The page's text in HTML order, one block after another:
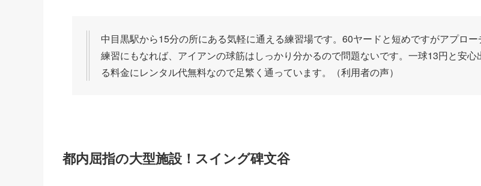
中目黒駅から15分の所にある気軽に通える練習場です。60ヤードと短めですがアプロー
練習にもなれば、アイアンの球筋はしっかり分かるので問題ないです。一球13円と安心
る料金にレンタル代無料なので足繁く通っています。（利用者の声）
都内屈指の大型施設！スイング碑文谷